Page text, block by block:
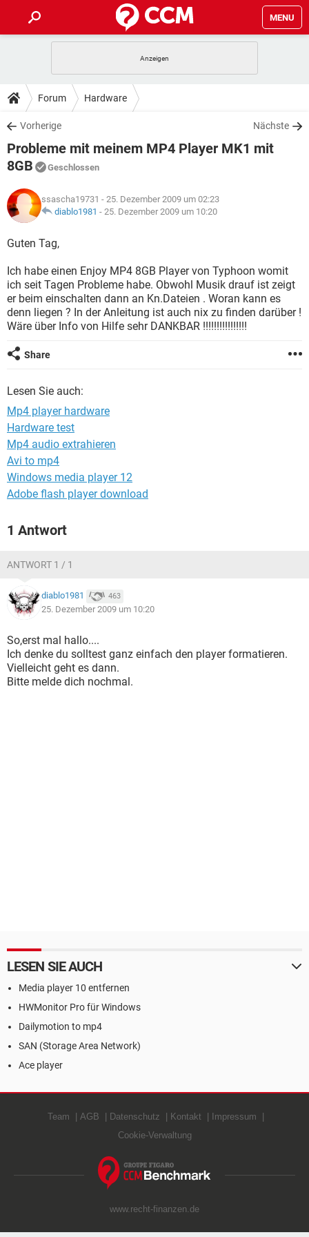
MENU
ANDROID
WINDOWS 10
WHATSAPP TIKTOK
FACEBOOK
TIPPS & TRICKS
SPIELE
WINDOWS 10
FACEBOOK HARDWARE
DOWNLOADS
SPIELE STREAMING
ANDROID
WINDOWS 10 INSTAGRAM
WHATSAPP
FACEBOOK
FORUM
ANDROID IOS
FACEBOOK HARDWARE
LEXIKON
SPIELE
ANDROID
WINDOWS 10 INSTAGRAM
WHATSAPP TIKTOK
FACEBOOK HARDWARE
Forum Hardware
Vorherige Nächste
Probleme mit meinem MP4 Player MK1 mit
8GB
Geschlossen
ssascha19731 - 25. Dezember 2009 um 02:23
diablo1981 - 25. Dezember 2009 um 10:20
Guten Tag,
Ich habe einen Enjoy MP4 8GB Player von Typhoon womit
ich seit Tagen Probleme habe. Obwohl Musik drauf ist zeigt
er beim einschalten dann an Kn.Dateien . Woran kann es
denn liegen ? In der Anleitung ist auch nix zu finden darüber !
Wäre über Info von Hilfe sehr DANKBAR !!!!!!!!!!!!!!!!
Share
Lesen Sie auch:
Mp4 player hardware
Hardware test
Mp4 audio extrahieren
Avi to mp4
Windows media player 12
Adobe flash player download
1 Antwort
ANTWORT 1 / 1
diablo1981 463
25. Dezember 2009 um 10:20
So,erst mal hallo....
Ich denke du solltest ganz einfach den player formatieren.
Vielleicht geht es dann.
Bitte melde dich nochmal.
LESEN SIE AUCH
Media player 10 entfernen
HWMonitor Pro für Windows
Dailymotion to mp4
SAN (Storage Area Network)
Ace player
Team AGB Datenschutz Kontakt
Impressum
Cookie-Verwaltung
www.recht-finanzen.de